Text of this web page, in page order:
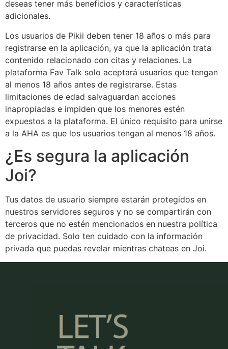
deseas tener más beneficios y características
adicionales.
Los usuarios de Pikii deben tener 18 años o más para
registrarse en la aplicación, ya que la aplicación trata
contenido relacionado con citas y relaciones. La
plataforma Fav Talk solo aceptará usuarios que tengan
al menos 18 años antes de registrarse. Estas
limitaciones de edad salvaguardan acciones
inapropiadas e impiden que los menores estén
expuestos a la plataforma. El único requisito para unirse
a la AHA es que los usuarios tengan al menos 18 años.
¿Es segura la aplicación
Joi?
Tus datos de usuario siempre estarán protegidos en
nuestros servidores seguros y no se compartirán con
terceros que no estén mencionados en nuestra política
de privacidad. Solo ten cuidado con la información
privada que puedas revelar mientras chateas en Joi.